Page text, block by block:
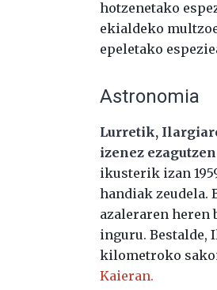
hotzenetako
ekialdeko
epeletako
Astronomia
Lurretik,
izenez
ikusterik izan
handiak zeudela.
azaleraren heren
inguru. Bestalde,
kilometroko
Kaieran.